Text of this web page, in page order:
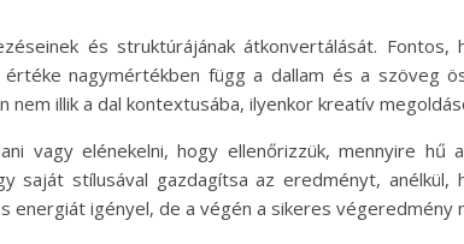
és struktúrájának átkonvertálását.
nagymértékben függ a dallam és a szöveg
illik a dal kontextusába, ilyenkor kreatív
vagy elénekelni, hogy ellenőrizzük, mennyire hű
saját stílusával gazdagítsa az eredményt,
igényel, de a végén a sikeres